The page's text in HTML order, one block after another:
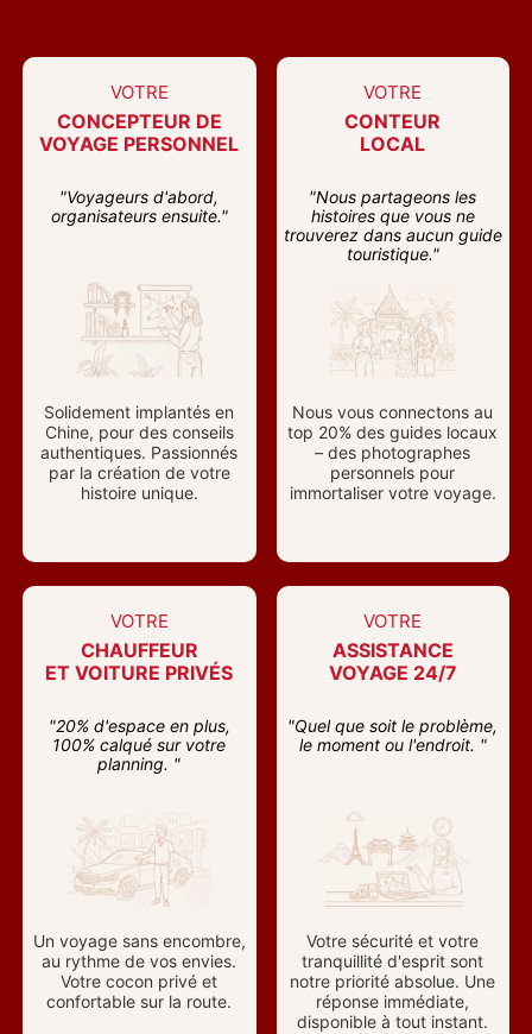
VOTRE
CONCEPTEUR DE
VOYAGE PERSONNEL
"Voyageurs d'abord,
organisateurs ensuite."
Solidement implantés en
Chine, pour des conseils
authentiques. Passionnés
par la création de votre
histoire unique.
VOTRE
CONTEUR
LOCAL
"Nous partageons les
histoires que vous ne
trouverez dans aucun guide
touristique."
Nous vous connectons au
top 20% des guides locaux
– des photographes
personnels pour
immortaliser votre voyage.
VOTRE
CHAUFFEUR
ET VOITURE PRIVÉS
"20% d'espace en plus,
100% calqué sur votre
planning. "
Un voyage sans encombre,
au rythme de vos envies.
Votre cocon privé et
confortable sur la route.
VOTRE
ASSISTANCE
VOYAGE 24/7
"Quel que soit le problème,
le moment ou l'endroit. "
Votre sécurité et votre
tranquillité d'esprit sont
notre priorité absolue. Une
réponse immédiate,
disponible à tout instant.